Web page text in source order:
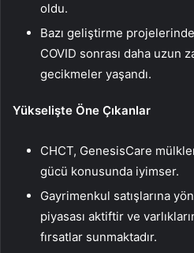
oldu.
Bazı geliştirme
COVID sonrası daha uzun
gecikmeler yaşandı.
Yükselişte Öne Çıkanlar
CHCT, GenesisCare
gücü konusunda iyimser.
Gayrimenkul satışlarına
piyasası aktiftir ve
fırsatlar sunmaktadır.